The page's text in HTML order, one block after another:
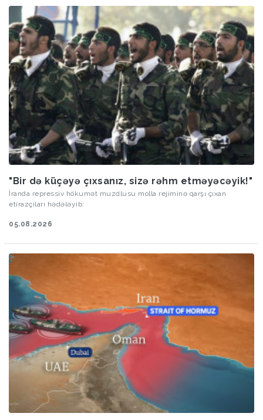
"Bir də küçəyə çıxsanız, sizə rəhm etməyəcəyik!"
İranda repressiv hökumət muzdlusu molla rejiminə qarşı çıxan
etirazçıları hədələyib:
05.08.2026